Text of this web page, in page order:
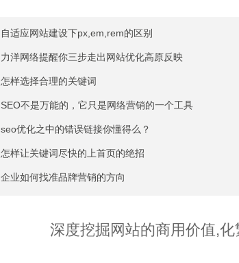
自适应网站建设下px,em,rem的区别
力洋网络提醒你三步走出网站优化高原反映
怎样选择合理的关键词
SEO不是万能的，它只是网络营销的一个工具
seo优化之中的错误链接你懂得么？
怎样让关键词尽快的上首页的绝招
企业如何找准品牌营销的方向
深度挖掘网站的商用价值,